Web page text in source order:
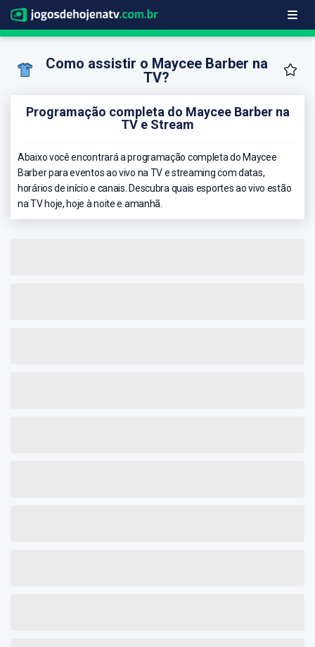
Como assistir o Maycee Barber na
TV?
Programação completa do Maycee Barber na
TV e Stream
Abaixo você encontrará a programação completa do Maycee
Barber para eventos ao vivo na TV e streaming com datas,
horários de início e canais. Descubra quais esportes ao vivo estão
na TV hoje, hoje à noite e amanhã.